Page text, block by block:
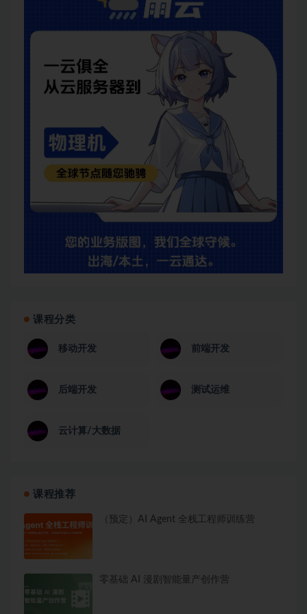
课程分类
移动开发 前端开发
后端开发 测试运维
云计算/大数据
课程推荐
（预定）AI Agent 全栈工程师训练营
零基础 AI 漫剧智能量产创作营